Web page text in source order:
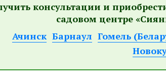
консультации и
садовом центре
Ачинск Барнаул Гомель